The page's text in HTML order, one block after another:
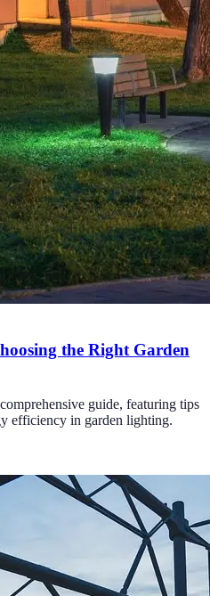
the Right Garden
guide, featuring tips
efficiency in garden lighting.